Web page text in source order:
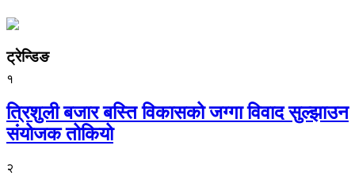
ट्रेन्डिङ
१
त्रिशुली बजार बस्ति विकासको जग्गा विवाद सुल्झाउन
संयोजक तोकियो
२